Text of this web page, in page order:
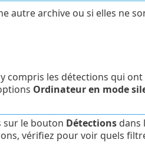
autre archive ou si elles ne
compris les détections qui
Ordinateur en mode
sur le bouton Détectionsdans
vérifiez pour voir quels